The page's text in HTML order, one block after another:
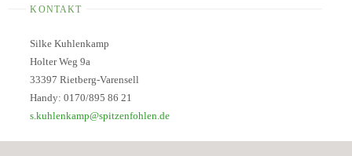
KONTAKT
Silke Kuhlenkamp
Holter Weg 9a
33397 Rietberg-Varensell
Handy: 0170/895 86 21
s.kuhlenkamp@spitzenfohlen.de